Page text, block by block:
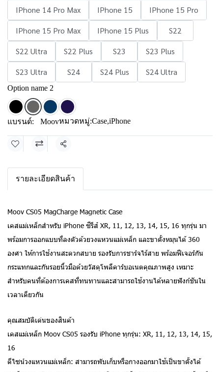
IPhone 14 Pro Max
IPhone 15
IPhone 15 Pro
IPhone 15 Pro Max
IPhone 15 Plus
S22
S22 Ultra
S22 Plus S23
S23 Plus
S23 Ultra
S24 S24 Plus S24 Ultra
Option name 2
แบรนด์: Moovหมวดหมู่:Case,iPhone
แชร์
รายละเอียดสินค้า
Moov CS05 MagCharge Magnetic Case
เคสแม่เหล็กสำหรับ iPhone ซีรีส์ XR, 11, 12, 13, 14, 15, 16 ทุกรุ่น มา
พร้อมการออกแบบที่ลงตัวด้วยวงแหวนแม่เหล็ก และขาตั้งหมุนได้ 360
องศา ให้การใช้งานสะดวกสบาย รองรับการชาร์จไร้สาย พร้อมฟีเจอร์กัน
กระแทกและกันรอยนิ้วมือด้วยวัสดุโพลีคาร์บอเนตคุณภาพสูง เหมาะ
สำหรับคนที่ต้องการเคสที่ทนทานและสามารถใช้งานได้หลายฟังก์ชันใน
เวลาเดียวกัน
คุณสมบัติเด่นของสินค้า
เคสแม่เหล็ก Moov CS05 รองรับ iPhone ทุกรุ่น: XR, 11, 12, 13, 14, 15,
16
ดีไซน์วงแหวนแม่เหล็ก: สามารถพับเก็บหรือกางออกมาใช้เป็นขาตั้งได้